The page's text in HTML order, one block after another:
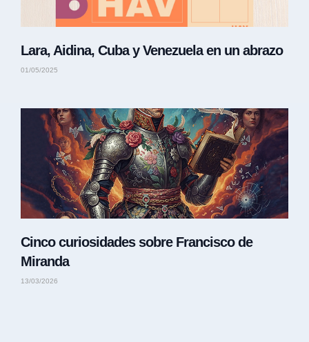
Lara, Aidina, Cuba y Venezuela en un abrazo
01/05/2025
Cinco curiosidades sobre Francisco de
Miranda
13/03/2026